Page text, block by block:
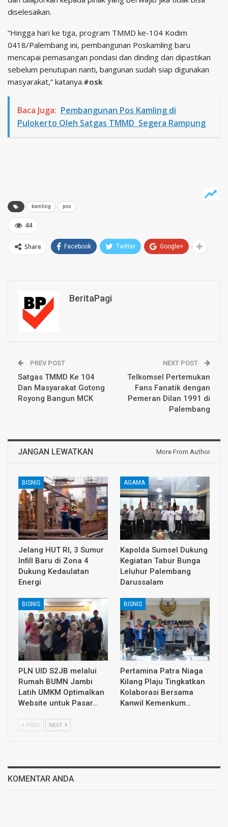
diselesaikan.
“Hingga hari ke tiga, program TMMD ke-104 Kodim
0418/Palembang ini, pembangunan Poskamling baru
mencapai pemasangan pondasi dan dinding dan dipastikan
sebelum penutupan nanti, bangunan sudah siap digunakan
masyarakat,” katanya.#osk
Baca Juga: Pembangunan Pos Kamling di
Pulokerto Oleh Satgas TMMD Segera Rampung
kamling pos
44
Share Facebook Twitter Google+
BeritaPagi
PREV POST
Satgas TMMD Ke 104
Dan Masyarakat Gotong
Royong Bangun MCK
NEXT POST
Telkomsel Pertemukan
Fans Fanatik dengan
Pemeran Dilan 1991 di
Palembang
JANGAN LEWATKAN More From Author
BISNIS
Jelang HUT RI, 3 Sumur
Infill Baru di Zona 4
Dukung Kedaulatan
Energi
AGAMA
Kapolda Sumsel Dukung
Kegiatan Tabur Bunga
Leluhur Palembang
Darussalam
BISNIS
PLN UID S2JB melalui
Rumah BUMN Jambi
Latih UMKM Optimalkan
Website untuk Pasar…
BISNIS
Pertamina Patra Niaga
Kilang Plaju Tingkatkan
Kolaborasi Bersama
Kanwil Kemenkum…
PREV NEXT
KOMENTAR ANDA